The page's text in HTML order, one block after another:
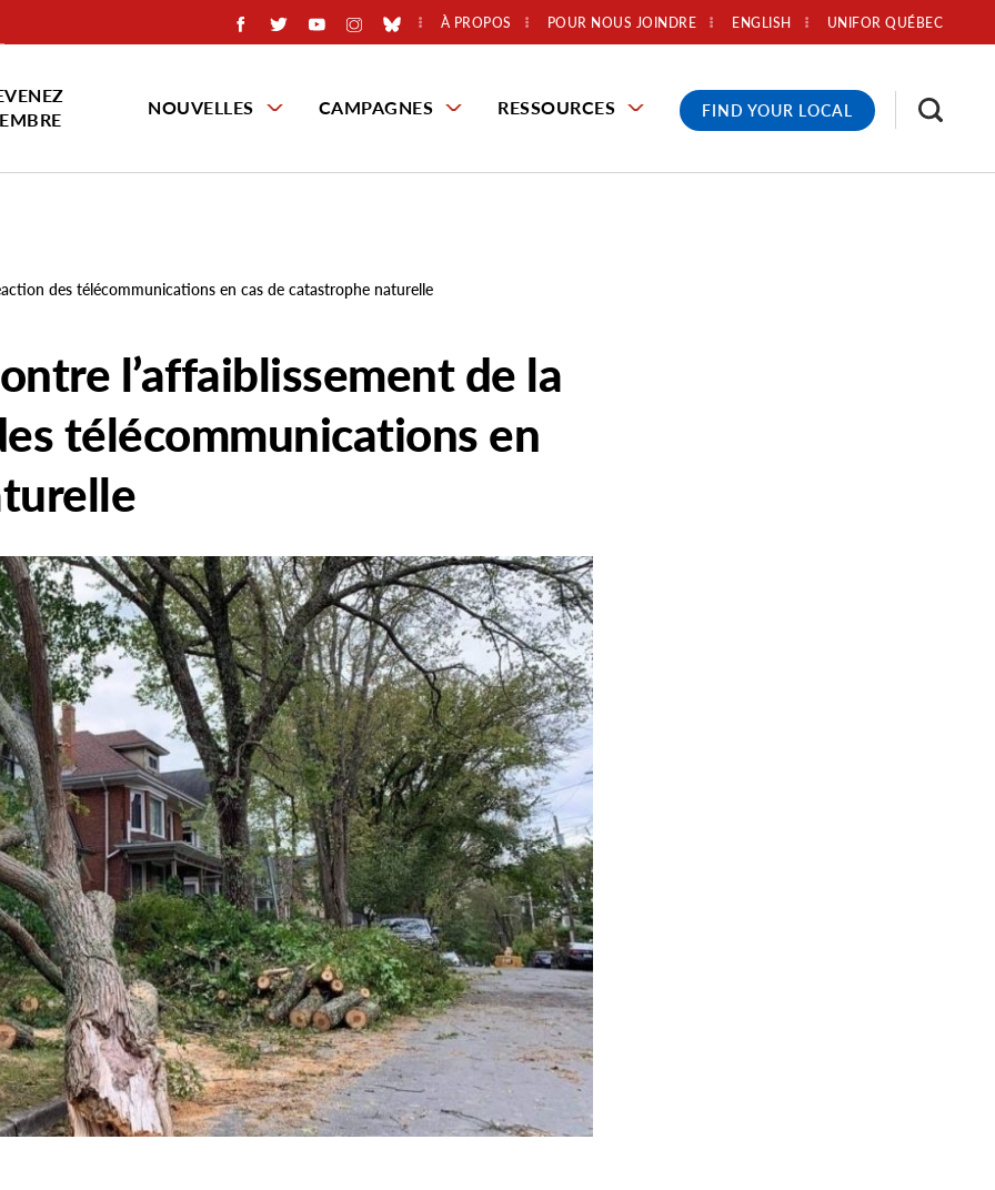
À PROPOS POUR NOUS JOINDRE UNIFOR QUÉBEC
ENGLISH
NOUVELLES CAMPAGNES RESSOURCES FIND YOUR LOCAL
des télécommunications en cas de catastrophe naturelle
l’affaiblissement de la
télécommunications en